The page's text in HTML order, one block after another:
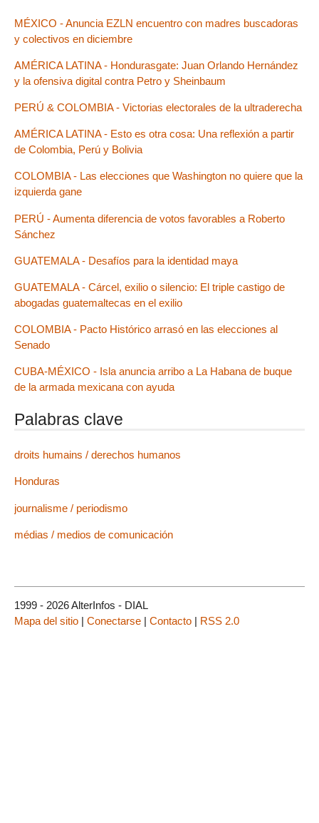
MÉXICO - Anuncia EZLN encuentro con madres buscadoras
y colectivos en diciembre
AMÉRICA LATINA - Hondurasgate: Juan Orlando Hernández
y la ofensiva digital contra Petro y Sheinbaum
PERÚ & COLOMBIA - Victorias electorales de la ultraderecha
AMÉRICA LATINA - Esto es otra cosa: Una reflexión a partir
de Colombia, Perú y Bolivia
COLOMBIA - Las elecciones que Washington no quiere que la
izquierda gane
PERÚ - Aumenta diferencia de votos favorables a Roberto
Sánchez
GUATEMALA - Desafíos para la identidad maya
GUATEMALA - Cárcel, exilio o silencio: El triple castigo de
abogadas guatemaltecas en el exilio
COLOMBIA - Pacto Histórico arrasó en las elecciones al
Senado
CUBA-MÉXICO - Isla anuncia arribo a La Habana de buque
de la armada mexicana con ayuda
Palabras clave
droits humains / derechos humanos
Honduras
journalisme / periodismo
médias / medios de comunicación
1999 - 2026 AlterInfos - DIAL
Mapa del sitio | Conectarse | Contacto | RSS 2.0